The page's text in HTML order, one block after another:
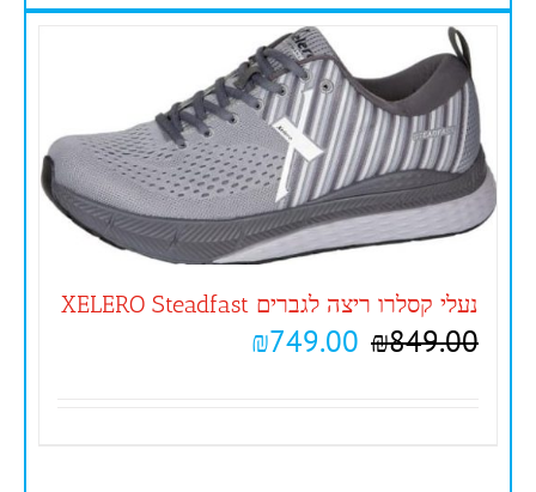
נעלי קסלרו ריצה לגברים XELERO Steadfast
₪849.00
₪749.00